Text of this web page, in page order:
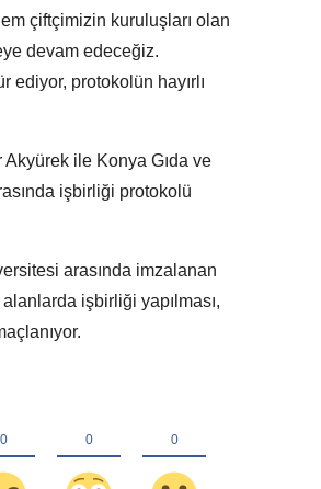
çiftçimizin kuruluşları olan
devam edeceğiz.
ediyor, protokolün hayırlı
ile Konya Gıda ve
işbirliği protokolü
arasında imzalanan
işbirliği yapılması,